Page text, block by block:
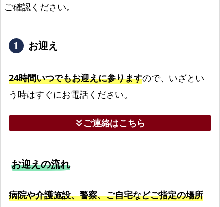
所
ご確認ください。
お迎え
24時間いつでもお迎えに参りますので、いざとい
う時はすぐにお電話ください。
keyboard_double_arrow_downご連絡はこちら
お迎えの流れ
病院や介護施設、警察、ご自宅などご指定の場所